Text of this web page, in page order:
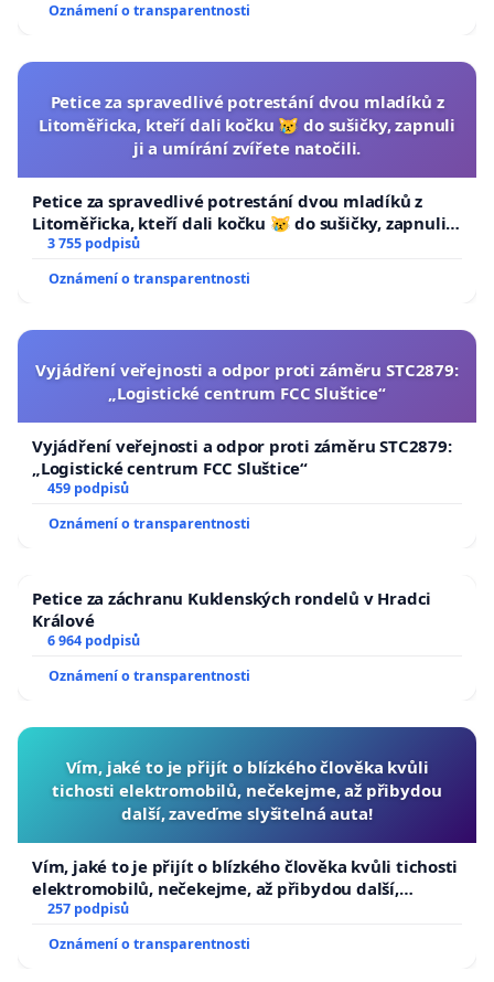
Oznámení o transparentnosti
Petice za spravedlivé potrestání dvou mladíků z
Litoměřicka, kteří dali kočku 😿 do sušičky, zapnuli
ji a umírání zvířete natočili.
Petice za spravedlivé potrestání dvou mladíků z
Litoměřicka, kteří dali kočku 😿 do sušičky, zapnuli ji
a umírání zvířete natočili.
3 755 podpisů
Oznámení o transparentnosti
Vyjádření veřejnosti a odpor proti záměru STC2879:
„Logistické centrum FCC Sluštice“
Vyjádření veřejnosti a odpor proti záměru STC2879:
„Logistické centrum FCC Sluštice“
459 podpisů
Oznámení o transparentnosti
Petice za záchranu Kuklenských rondelů v Hradci
Králové
6 964 podpisů
Oznámení o transparentnosti
Vím, jaké to je přijít o blízkého člověka kvůli
tichosti elektromobilů, nečekejme, až přibydou
další, zaveďme slyšitelná auta!
Vím, jaké to je přijít o blízkého člověka kvůli tichosti
elektromobilů, nečekejme, až přibydou další,
zaveďme slyšitelná auta!
257 podpisů
Oznámení o transparentnosti